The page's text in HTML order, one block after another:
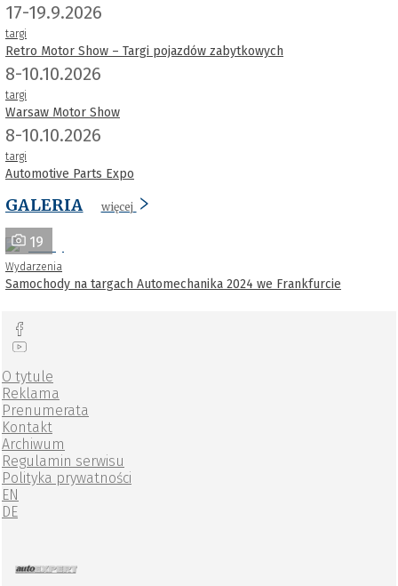
17-19.9.2026
targi
Retro Motor Show – Targi pojazdów zabytkowych
8-10.10.2026
targi
Warsaw Motor Show
8-10.10.2026
targi
Automotive Parts Expo
GALERIA więcej
19
Wydarzenia
Samochody na targach Automechanika 2024 we Frankfurcie
O tytule
Reklama
Prenumerata
Kontakt
Archiwum
Regulamin serwisu
Polityka prywatności
EN
DE